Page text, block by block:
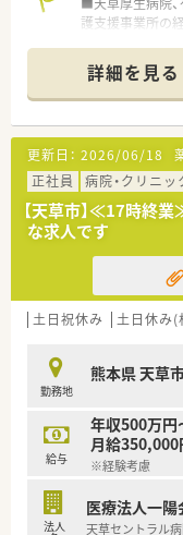
護支援事業所の
して常に最高を
■海岸線沿いに
＜こんな職場で
■病床数約180床
■外来も院内で対
■その他病棟服
ます。
■17時終業でほ
い職場です。
■未経験の方も
れる事が可能で
＜福利厚生充実
実できます。
す。
詳細を見る
更新日： 2026/06/18
正社員
病院・クリニッ
【天草市】≪17時終
な求人です
土日祝休み 土日休み(
勤務地
熊本県 天草
給与
年収500万円
月給
※経験考慮
法人
医療法人一陽
天草セントラル